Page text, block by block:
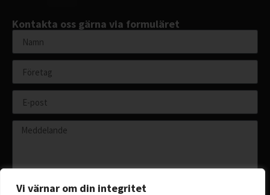
Vi värnar om din integritet
Kontakta oss gärna via formuläret